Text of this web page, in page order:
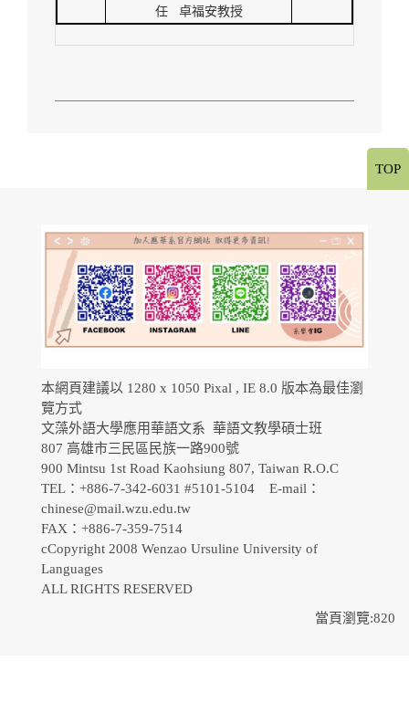
任
卓福安教授
本網頁建議以 1280 x 1050 Pixal , IE 8.0 版本為最佳瀏
覽方式
文藻外語大學應用華語文系 華語文教學碩士班
807 高雄市三民區民族一路900號
900 Mintsu 1st Road Kaohsiung 807, Taiwan R.O.C
TEL：+886-7-342-6031 #5101-5104 E-mail：
chinese@mail.wzu.edu.tw
FAX：+886-7-359-7514
cCopyright 2008 Wenzao Ursuline University of
Languages
ALL RIGHTS RESERVED
當頁瀏覽:820
TOP